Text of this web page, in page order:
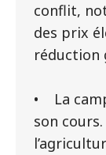
conflit,
des prix
réduction
• La
son